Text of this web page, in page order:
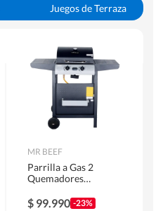
Juegos de Terraza
MR BEEF
Parrilla a Gas 2
Quemadores
$ 99.990 -23%